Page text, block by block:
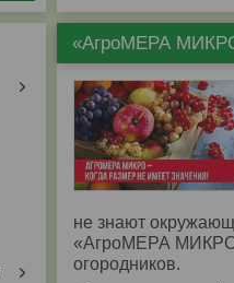
«АгроМЕРА
не знают
«АгроМЕРА
огородников.